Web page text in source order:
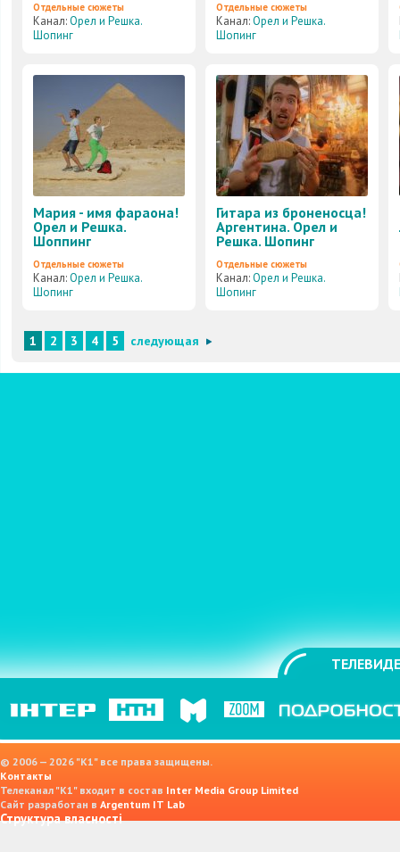
Отдельные сюжеты
Канал:Орел и Решка.
Шопинг
Отдельные сюжеты
Канал:Орел и Решка.
Шопинг
Мария - имя фараона!
Орел и Решка.
Шоппинг
Отдельные сюжеты
Канал:Орел и Решка.
Шопинг
Гитара из броненосца!
Аргентина. Орел и
Решка. Шопинг
Отдельные сюжеты
Канал:Орел и Решка.
Шопинг
1 2 3 4 5 следующая
© 2006 — 2026 "K1" все права защищены.
Контакты
Телеканал "К1" входит в состав Inter Media Group Limited
Сайт разработан в Argentum IT Lab
Структура власності